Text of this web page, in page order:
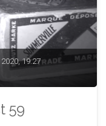
19:27
59